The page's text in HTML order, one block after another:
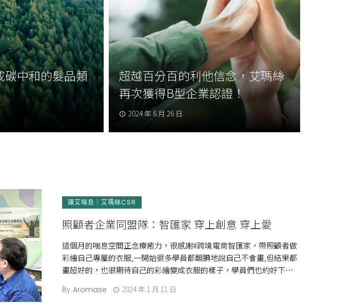
碳中和的髮品類
超越百分百的利他信念，艾瑪絲
再次獲得B型企業認證！
2024 年 6 月 26 日
讓艾喘息｜艾瑪絲CSR
照顧者企業同盟隊：智匯家 穿上創意 穿上愛
這個月的喘息空間正念療癒力，很感謝#跨境電商智匯家，帶照顧者做
彩繪自己專屬的衣服,一開始很多學員都靦腆地說自己不會畫,但結果都
畫超好的，也很期待自己的彩繪變成衣服的樣子，學員們也約好下個
By Aromase 2024 年 1 月 11 日